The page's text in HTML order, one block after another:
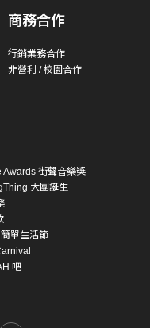
商務合作
行銷業務合作
非營利 / 校園合作
Awards 街聲音樂獎
大團誕生
單生活節
吧